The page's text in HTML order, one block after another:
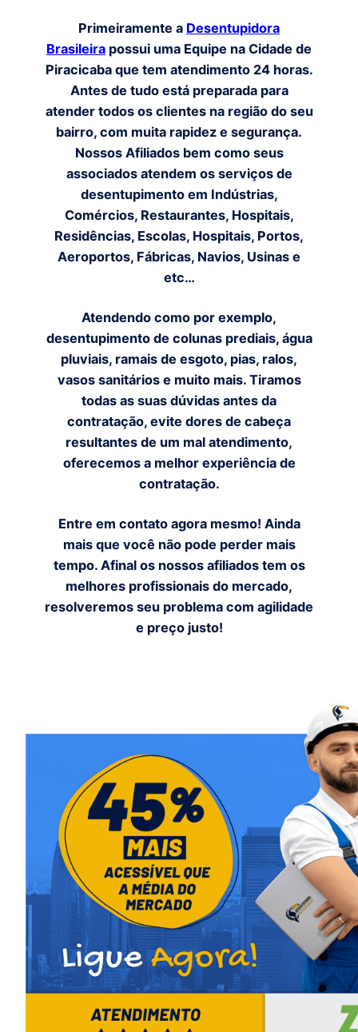
Primeiramente a Desentupidora
Brasileira possui uma Equipe na Cidade de
Piracicabaque tem atendimento 24 horas.
Antes de tudo está preparada para
atender todos os clientes na região do seu
bairro, com muita rapidez e segurança.
Nossos Afiliados bem como seus
associados atendem os serviços de
desentupimento em Indústrias,
Comércios, Restaurantes, Hospitais,
Residências, Escolas, Hospitais, Portos,
Aeroportos, Fábricas, Navios, Usinas e
etc…
Atendendo como por exemplo,
desentupimento de colunas prediais, água
pluviais, ramais de esgoto, pias, ralos,
vasos sanitários e muito mais. Tiramos
todas as suas dúvidas antes da
contratação, evite dores de cabeça
resultantes de um mal atendimento,
oferecemos a melhor experiência de
contratação.
Entre em contato agora mesmo! Ainda
mais que você não pode perder mais
tempo. Afinal os nossos afiliados tem os
melhores profissionais do mercado,
resolveremos seu problema com agilidade
e preço justo!